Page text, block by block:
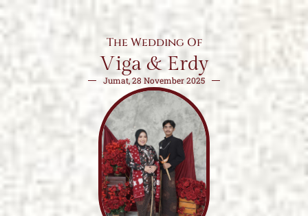
The Wedding Of
Viga & Erdy
Jumat, 28 November 2025